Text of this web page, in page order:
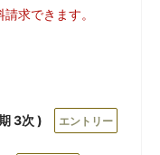
求できます。
3次 )
エントリー